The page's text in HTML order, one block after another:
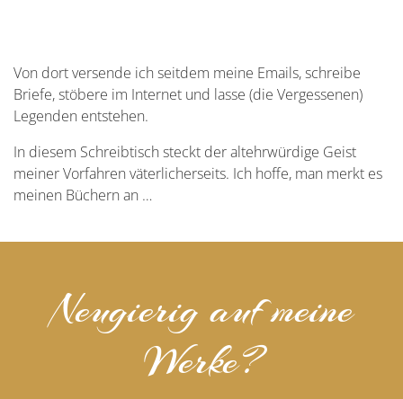
Von dort versende ich seitdem meine Emails, schreibe
Briefe, stöbere im Internet und lasse (die Vergessenen)
Legenden entstehen.
In diesem Schreibtisch steckt der altehrwürdige Geist
meiner Vorfahren väterlicherseits. Ich hoffe, man merkt es
meinen Büchern an …
Neugierig auf meine
Werke?